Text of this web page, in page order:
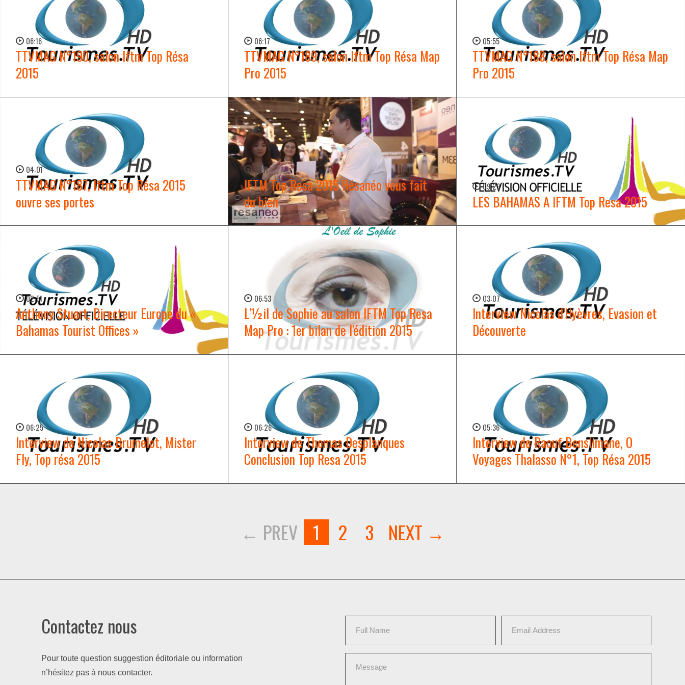
06:16
TTVMAG N°190, salon Iftm Top Résa
2015
06:17
TTVMAG N°189, salon Iftm Top Résa Map
Pro 2015
05:55
TTVMAG N°188, salon Iftm Top Résa Map
Pro 2015
04:01
TTVMAG N°187, Iftm Top Résa 2015
ouvre ses portes
01:11
IFTM Top Resa 2015 Résanéo vous fait
du bien
WATCH NOW →
09:29
LES BAHAMAS A IFTM Top Resa 2015
02:51
Anthony Stuart, Directeur Europe du «
Bahamas Tourist Offices »
06:53
L'½il de Sophie au salon IFTM Top Resa
Map Pro : 1er bilan de l'édition 2015
WATCH NOW →
03:07
Interview Nicolas d'Hyèvres, Evasion et
Découverte
06:25
Interview de Nicolas Brumelot, Mister
Fly, Top résa 2015
06:26
Interview de Thomas Desplanques
Conclusion Top Resa 2015
05:36
Interview de Raouf Benslimane, O
Voyages Thalasso N°1, Top Résa 2015
1 2 3
Contactez nous
Pour toute question suggestion éditoriale ou information
n’hésitez pas à nous contacter.